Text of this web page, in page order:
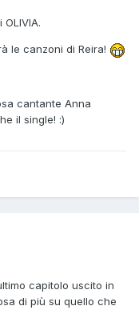
le canzoni di Reira!
cantante Anna
il single! :)
capitolo uscito in
di più su quello che